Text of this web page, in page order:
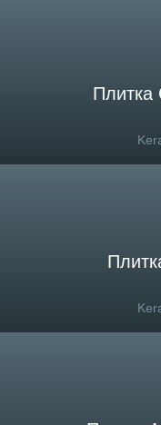
Плитка